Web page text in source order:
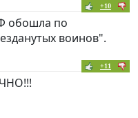
+10
обошла по
воинов".
+11